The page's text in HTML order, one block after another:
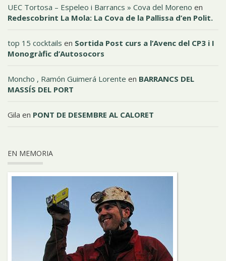
UEC Tortosa – Espeleo i Barrancs » Cova del Moreno en
Redescobrint La Mola: La Cova de la Pallissa d’en Polit.
top 15 cocktails en Sortida Post curs a l’Avenc del CP3 i I
Monogràfic d’Autosocors
Moncho , Ramón Guimerá Lorente en BARRANCS DEL
MASSÍS DEL PORT
Gila en PONT DE DESEMBRE AL CALORET
EN MEMORIA